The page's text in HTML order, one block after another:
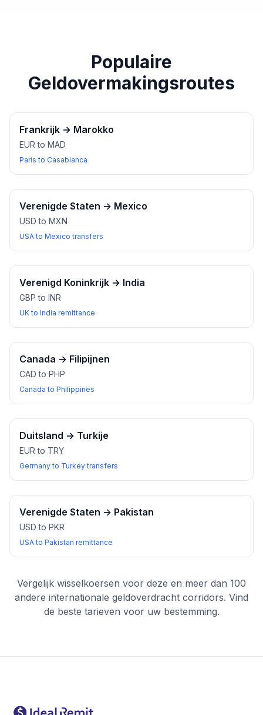
Populaire
Geldovermakingsroutes
Frankrijk → Marokko
EUR to MAD
Paris to Casablanca
Verenigde Staten → Mexico
USD to MXN
USA to Mexico transfers
Verenigd Koninkrijk → India
GBP to INR
UK to India remittance
Canada → Filipijnen
CAD to PHP
Canada to Philippines
Duitsland → Turkije
EUR to TRY
Germany to Turkey transfers
Verenigde Staten → Pakistan
USD to PKR
USA to Pakistan remittance
Vergelijk wisselkoersen voor deze en meer dan 100
andere internationale geldoverdracht corridors. Vind
de beste tarieven voor uw bestemming.